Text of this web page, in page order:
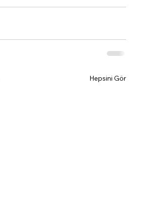
Hepsini Gör